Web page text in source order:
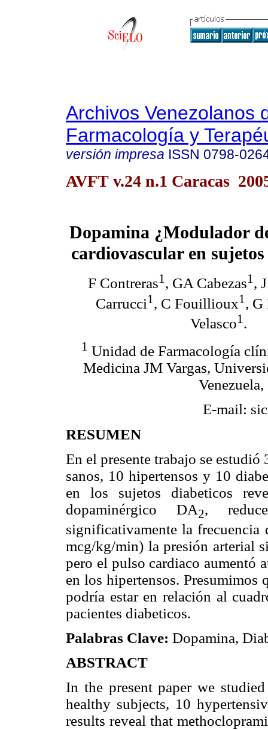
Archivos Venezolanos
Farmacología y
versión impresa ISSN 0798-
AVFT v.24 n.1 Caracas
Dopamina ¿Modulador
cardiovascular en
F Contreras1 , GA Cabezas1 ,
Carrucci1 , C Fouillioux1 , G
Velasco1 .
1 Unidad de Farmacología
Medicina JM Vargas,
Venezuela,
E-mail:
RESUMEN
En el presente trabajo se
sanos, 10 hipertensos y 10
en los sujetos diabeticos
dopaminérgico DA2,
significativamente la
mcg/kg/min) la presión arterial
pero el pulso cardiaco aumentó
en los hipertensos. Presumimos
podría estar en relación al
pacientes diabeticos.
Palabras Clave: Dopamina,
ABSTRACT
In the present paper we
healthy subjects, 10
results reveal that